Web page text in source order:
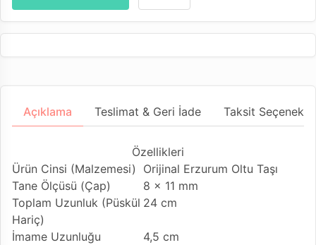
Açıklama Teslimat & Geri İade Taksit
Özellikleri
Ürün Cinsi (Malzemesi)
Orijinal Erzurum Oltu Taşı
Tane Ölçüsü (Çap)
8 x 11 mm
Toplam Uzunluk (Püskül
Hariç)
24 cm
İmame Uzunluğu
4,5 cm